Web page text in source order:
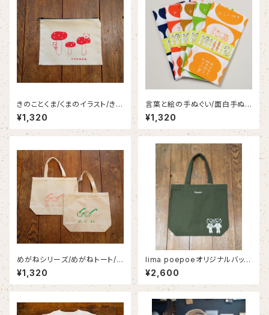
きのことくま/くまのイラスト/きの
このイラスト/きのこ好き/きのこ
とくまポーチ
¥1,320
言葉と絵の手ぬぐい/面白手ぬぐ
い/アトリエブラヴォ
¥1,320
めがねシリーズ/めがねトート/
めがねイラスト/めがね好き
¥1,320
lima poepoeオリジナルバッ
グ/くまのバッグ/くま色トートバッ
グ
¥2,600